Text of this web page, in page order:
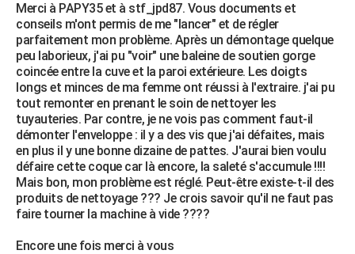
Merci à PAPY35 et à stf_jpd87. Vous documents et
conseils m'ont permis de me "lancer" et de régler
parfaitement mon problème. Après un démontage quelque
peu laborieux, j'ai pu "voir" une baleine de soutien gorge
coincée entre la cuve et la paroi extérieure. Les doigts
longs et minces de ma femme ont réussi à l'extraire. j'ai pu
tout remonter en prenant le soin de nettoyer les
tuyauteries. Par contre, je ne vois pas comment faut-il
démonter l'enveloppe : il y a des vis que j'ai défaites, mais
en plus il y une bonne dizaine de pattes. J'aurai bien voulu
défaire cette coque car là encore, la saleté s'accumule !!!!
Mais bon, mon problème est réglé. Peut-être existe-t-il des
produits de nettoyage ??? Je crois savoir qu'il ne faut pas
faire tourner la machine à vide ????
Encore une fois merci à vous